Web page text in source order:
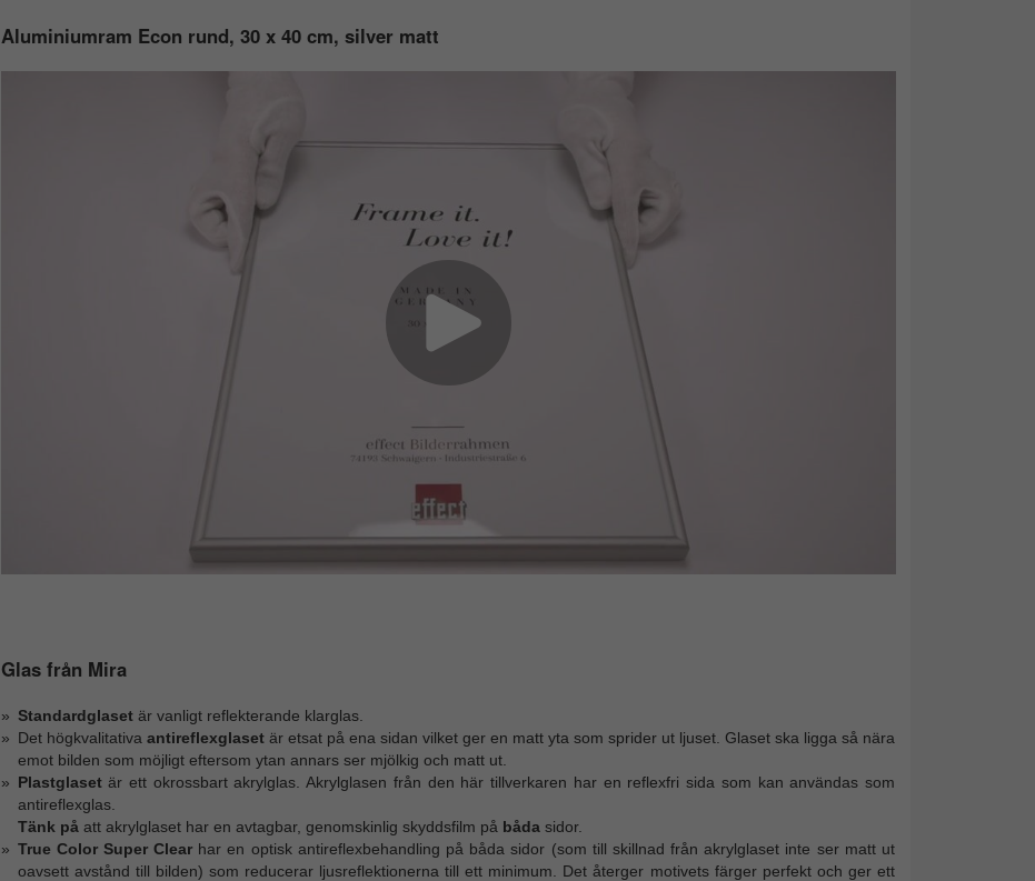
Aluminiumram Econ rund, 30 x 40 cm, silver matt
Glas från Mira
Standardglasetär vanligt reflekterande klarglas.
Det högkvalitativa antireflexglasetär etsat på ena sidan vilket ger en matt yta som sprider ut ljuset. Glaset ska ligga så nära
emot bilden som möjligt eftersom ytan annars ser mjölkig och matt ut.
Plastglasetär ett okrossbart akrylglas. Akrylglasen från den här tillverkaren har en reflexfri sida som kan användas som
antireflexglas.
Tänk på att akrylglaset har en avtagbar, genomskinlig skyddsfilm på båda sidor.
True Color Super Clear har en optisk antireflexbehandling på båda sidor (som till skillnad från akrylglaset inte ser matt ut
oavsett avstånd till bilden) som reducerar ljusreflektionerna till ett minimum. Det återger motivets färger perfekt och ger ett